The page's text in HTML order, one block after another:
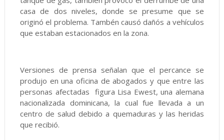
casa de dos niveles, donde se presume que se
originó el problema. Tambén causó dañós a vehículos
que estaban estacionados en la zona.
Versiones de prensa señalan que el percance se
produjo en una oficina de abogados y que entre las
personas afectadas figura Lisa Ewest, una alemana
nacionalizada dominicana, la cual fue llevada a un
centro de salud debido a quemaduras y las heridas
que recibió.